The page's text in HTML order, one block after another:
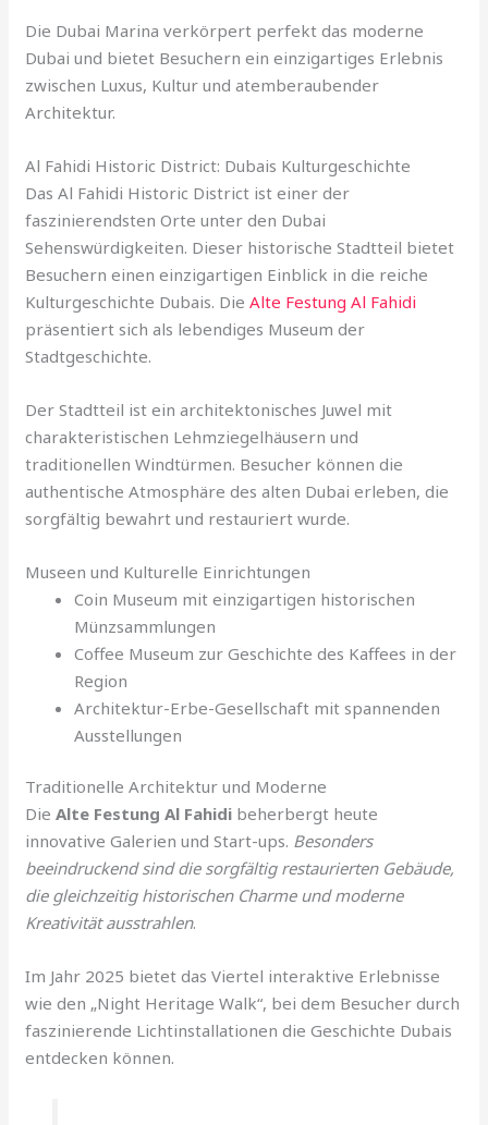
Die Dubai Marina verkörpert perfekt das moderne
Dubai und bietet Besuchern ein einzigartiges Erlebnis
zwischen Luxus, Kultur und atemberaubender
Architektur.
Al Fahidi Historic District: Dubais Kulturgeschichte
Das Al Fahidi Historic District ist einer der
faszinierendsten Orte unter den Dubai
Sehenswürdigkeiten. Dieser historische Stadtteil bietet
Besuchern einen einzigartigen Einblick in die reiche
Kulturgeschichte Dubais. DieAlte Festung Al Fahidi
präsentiert sich als lebendiges Museum der
Stadtgeschichte.
Der Stadtteil ist ein architektonisches Juwel mit
charakteristischen Lehmziegelhäusern und
traditionellen Windtürmen. Besucher können die
authentische Atmosphäre des alten Dubai erleben, die
sorgfältig bewahrt und restauriert wurde.
Museen und Kulturelle Einrichtungen
Coin Museum mit einzigartigen historischen
Münzsammlungen
Coffee Museum zur Geschichte des Kaffees in der
Region
Architektur-Erbe-Gesellschaft mit spannenden
Ausstellungen
Traditionelle Architektur und Moderne
DieAlte Festung Al Fahidi beherbergt heute
innovative Galerien und Start-ups. Besonders
beeindruckend sind die sorgfältig restaurierten Gebäude,
die gleichzeitig historischen Charme und moderne
Kreativität ausstrahlen.
Im Jahr 2025 bietet das Viertel interaktive Erlebnisse
wie den „Night Heritage Walk“, bei dem Besucher durch
faszinierende Lichtinstallationen die Geschichte Dubais
entdecken können.